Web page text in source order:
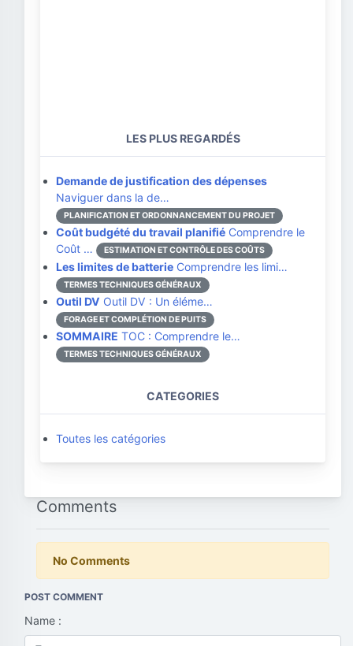
LES PLUS REGARDÉS
Demande de justification des dépenses
Naviguer dans la de…
PLANIFICATION ET ORDONNANCEMENT DU PROJET
Coût budgété du travail planifié Comprendre le
Coût …
ESTIMATION ET CONTRÔLE DES COÛTS
Les limites de batterie Comprendre les limi…
TERMES TECHNIQUES GÉNÉRAUX
Outil DV Outil DV : Un éléme…
FORAGE ET COMPLÉTION DE PUITS
SOMMAIRE TOC : Comprendre le…
TERMES TECHNIQUES GÉNÉRAUX
CATEGORIES
Toutes les catégories
Comments
No Comments
POST COMMENT
Name :